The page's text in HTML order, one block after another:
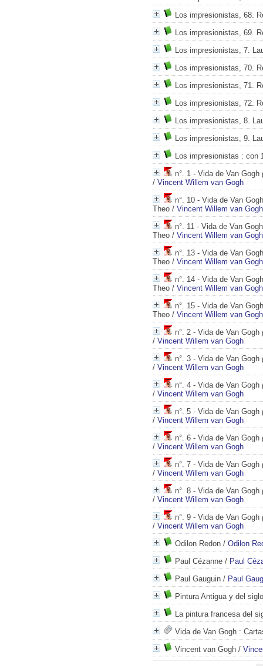
Los impresionistas, 68.
Los impresionistas, 69.
Los impresionistas, 7.
Los impresionistas, 70.
Los impresionistas, 71.
Los impresionistas, 72.
Los impresionistas, 8.
Los impresionistas, 9.
Los impresionistas : con
n°. 1 - Vida de Van Gogh
/ Vincent Willem van Gogh
n°. 10 - Vida de Van Gogh
Theo / Vincent Willem van Gogh
n°. 11 - Vida de Van Gogh
Theo / Vincent Willem van Gogh
n°. 13 - Vida de Van Gogh
Theo / Vincent Willem van Gogh
n°. 14 - Vida de Van Gogh
Theo / Vincent Willem van Gogh
n°. 15 - Vida de Van Gogh
Theo / Vincent Willem van Gogh
n°. 2 - Vida de Van Gogh
/ Vincent Willem van Gogh
n°. 3 - Vida de Van Gogh
/ Vincent Willem van Gogh
n°. 4 - Vida de Van Gogh
/ Vincent Willem van Gogh
n°. 5 - Vida de Van Gogh
/ Vincent Willem van Gogh
n°. 6 - Vida de Van Gogh
/ Vincent Willem van Gogh
n°. 7 - Vida de Van Gogh
/ Vincent Willem van Gogh
n°. 8 - Vida de Van Gogh
/ Vincent Willem van Gogh
n°. 9 - Vida de Van Gogh
/ Vincent Willem van Gogh
Odilon Redon / Odilon
Paul Cézanne / Paul
Paul Gauguin / Paul
Pintura Antigua y del
La pintura francesa del
Vida de Van Gogh :
Vincent van Gogh /